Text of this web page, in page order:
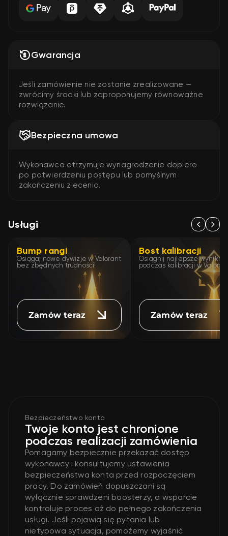
Gwarancja
Jeśli zamówienie nie zostanie zrealizowane —
zwrócimy środki lub zaproponujemy równoważne
rozwiązanie.
Bezpieczna umowa
Wykonawca otrzymuje wynagrodzenie dopiero
po potwierdzeniu postępu lub pomyślnym
zakończeniu zlecenia.
Usługi
Bump rangi
Osiągaj nowe dywizje w Valorant
bez zbędnych trudności!
Zamów teraz
Bost kalibracji
Osiągnij najlepsze wyniki
podczas kalibracji w
Zamów teraz
Bezpieczeństwo konta
Twoje konto jest chronione
podczas realizacji zamówienia
Pomagamy bezpiecznie przekazać dostęp
wykonawcy i konsultujemy ustawienia
bezpieczeństwa konta przed rozpoczęciem
pracy. Do zamówień dopuszczani są
wyłącznie sprawdzeni boosterzy, a wsparcie
kontroluje proces aż do pełnego zakończenia
usługi. Jeśli pojawią się pytania lub
nietypowa sytuacja, pomożemy wyjaśnić